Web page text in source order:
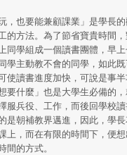
，也要能兼顧課業」是學長
的方法。為了節省寶貴時間
同學組成一個讀書團體，早
學主動教不會的同學，如此
使讀書進度加快，可說是事
要什麼」也是大學生必備的，
服兵役、工作，而後回學校
是朝補教界邁進，因此，學
上，而在有限的時間下，便
間的方式。